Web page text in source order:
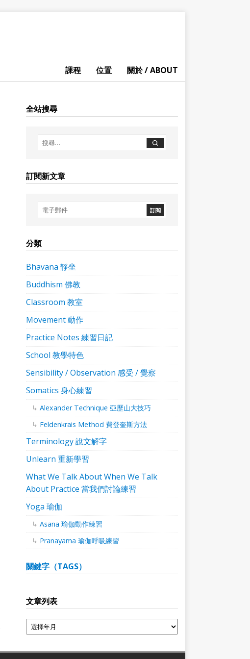
課程 位置 關於 / ABOUT
全站搜尋
訂閱新文章
分類
Bhavana 靜坐
Buddhism 佛教
Classroom 教室
Movement 動作
Practice Notes 練習日記
School 教學特色
Sensibility / Observation 感受 / 覺察
Somatics 身心練習
Alexander Technique 亞歷山大技巧
Feldenkrais Method 費登奎斯方法
Terminology 說文解字
Unlearn 重新學習
What We Talk About When We Talk
About Practice 當我們討論練習
Yoga 瑜伽
Asana 瑜伽動作練習
Pranayama 瑜伽呼吸練習
關鍵字（TAGS）
文章列表